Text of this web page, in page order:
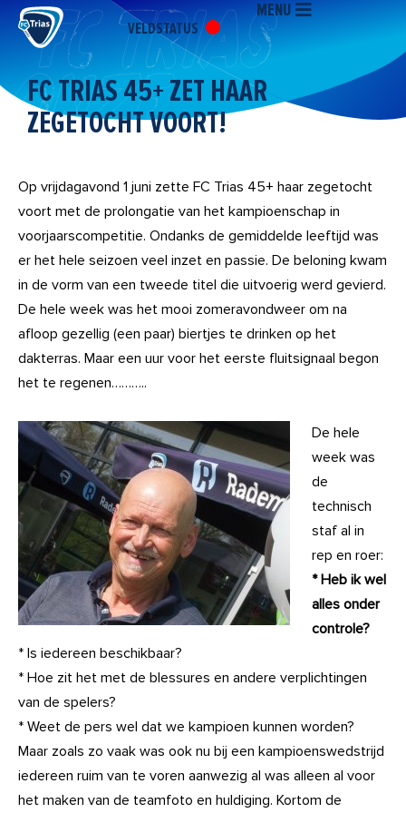
naar
inhoud
VELDSTATUS
MENU
FC TRIAS 45+ ZET HAAR
ZEGETOCHT VOORT!
Op vrijdagavond 1 juni zette FC Trias 45+ haar zegetocht
voort met de prolongatie van het kampioenschap in
voorjaarscompetitie. Ondanks de gemiddelde leeftijd was
er het hele seizoen veel inzet en passie. De beloning kwam
in de vorm van een tweede titel die uitvoerig werd gevierd.
De hele week was het mooi zomeravondweer om na
afloop gezellig (een paar) biertjes te drinken op het
dakterras. Maar een uur voor het eerste fluitsignaal begon
het te regenen………..
De hele
week was
de
technisch
staf al in
rep en roer:
* Heb ik wel
alles onder
controle?
* Is iedereen beschikbaar?
* Hoe zit het met de blessures en andere verplichtingen
van de spelers?
* Weet de pers wel dat we kampioen kunnen worden?
Maar zoals zo vaak was ook nu bij een kampioenswedstrijd
iedereen ruim van te voren aanwezig al was alleen al voor
het maken van de teamfoto en huldiging. Kortom de